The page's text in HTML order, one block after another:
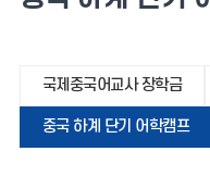
국제중국어교사 장학금
중국 하계 단기 어학캠프